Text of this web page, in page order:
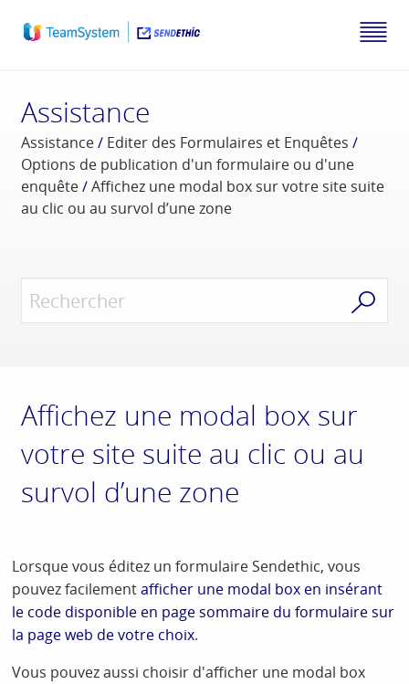
Assistance
Assistance/ Editer des Formulaires et Enquêtes /
Options de publication d'un formulaire ou d'une
enquête/Affichez une modal box sur votre site suite
au clic ou au survol d’une zone
Affichez une modal box sur
votre site suite au clic ou au
survol d’une zone
Lorsque vous éditez un formulaire Sendethic, vous
pouvez facilementafficher une modal box en insérant
le code disponible en page sommaire du formulaire sur
la page web de votre choix.
Vous pouvez aussi choisir d'afficher une modal box